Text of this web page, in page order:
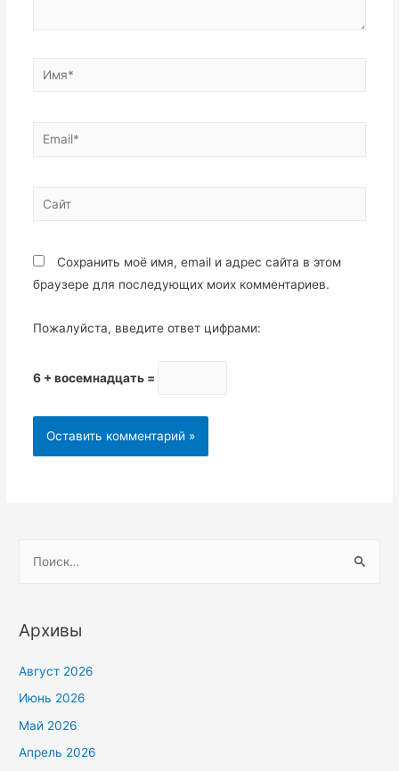
Сохранить моё имя, email и адрес сайта в этом
браузере для последующих моих комментариев.
Пожалуйста, введите ответ цифрами:
6 + восемнадцать =
Архивы
Август 2026
Июнь 2026
Май 2026
Апрель 2026